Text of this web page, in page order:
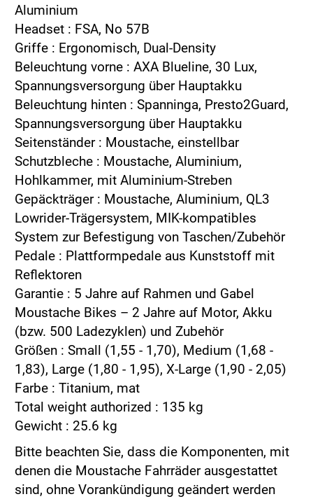
Aluminium
Headset : FSA, No 57B
Griffe : Ergonomisch, Dual-Density
Beleuchtung vorne : AXA Blueline, 30 Lux,
Spannungsversorgung über Hauptakku
Beleuchtung hinten : Spanninga, Presto2Guard,
Spannungsversorgung über Hauptakku
Seitenständer : Moustache, einstellbar
Schutzbleche : Moustache, Aluminium,
Hohlkammer, mit Aluminium-Streben
Gepäckträger : Moustache, Aluminium, QL3
Lowrider-Trägersystem, MIK-kompatibles
System zur Befestigung von Taschen/Zubehör
Pedale : Plattformpedale aus Kunststoff mit
Reflektoren
Garantie : 5 Jahre auf Rahmen und Gabel
Moustache Bikes – 2 Jahre auf Motor, Akku
(bzw. 500 Ladezyklen) und Zubehör
Größen : Small (1,55 - 1,70), Medium (1,68 -
1,83), Large (1,80 - 1,95), X-Large (1,90 - 2,05)
Farbe : Titanium, mat
Total weight authorized : 135 kg
Gewicht : 25.6 kg
Bitte beachten Sie, dass die Komponenten, mit
denen die Moustache Fahrräder ausgestattet
sind, ohne Vorankündigung geändert werden